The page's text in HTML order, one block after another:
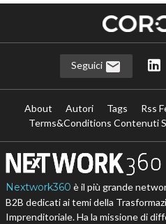
Seguici
About Autori Tags Rss
Terms&Conditions Contenuti
Nextwork360 è il più grande
B2B dedicati ai temi della
Imprenditoriale. Ha la missione di